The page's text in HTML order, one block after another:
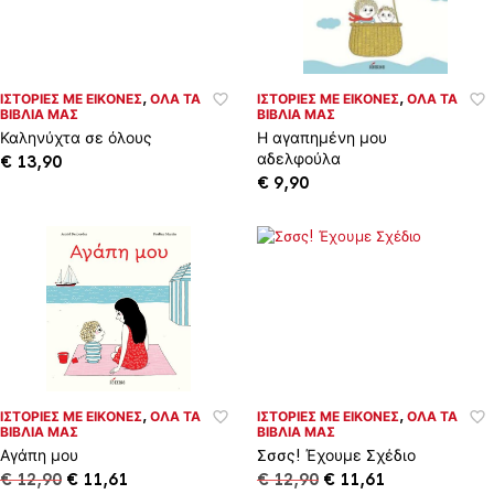
ΙΣΤΟΡΊΕΣ ΜΕ ΕΙΚΌΝΕΣ,ΌΛΑ ΤΑ
ΒΙΒΛΊΑ ΜΑΣ
Καληνύχτα σε όλους
€ 13,90
ΙΣΤΟΡΊΕΣ ΜΕ ΕΙΚΌΝΕΣ,ΌΛΑ ΤΑ
ΒΙΒΛΊΑ ΜΑΣ
Η αγαπημένη μου
αδελφούλα
€9,90
ΙΣΤΟΡΊΕΣ ΜΕ ΕΙΚΌΝΕΣ,ΌΛΑ ΤΑ
ΒΙΒΛΊΑ ΜΑΣ
Αγάπη μου
€12,90 Original
€ 11,61
ΙΣΤΟΡΊΕΣ ΜΕ ΕΙΚΌΝΕΣ,ΌΛΑ ΤΑ
ΒΙΒΛΊΑ ΜΑΣ
Σσσς! Έχουμε Σχέδιο
€12,90 Original
€11,61Η